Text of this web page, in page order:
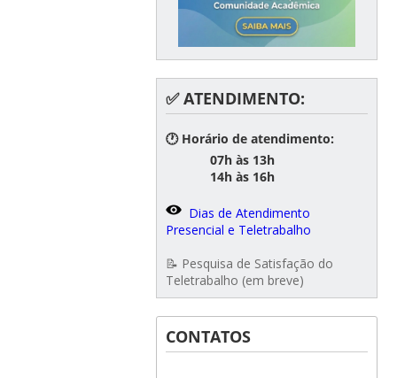
✅ ATENDIMENTO:
🕐 Horário de atendimento:
07h às 13h
14h às 16h
Dias de Atendimento
Presencial e Teletrabalho
📝 Pesquisa de Satisfação do
Teletrabalho (em breve)
CONTATOS